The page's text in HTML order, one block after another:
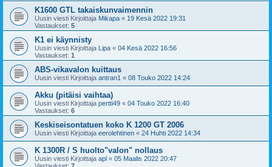
K1600 GTL takaiskunvaimennin
Uusin viesti Kirjoittaja Mikapa « 19 Kesä 2022 19:31
Vastaukset: 5
K1 ei käynnisty
Uusin viesti Kirjoittaja Lipa « 04 Kesä 2022 16:56
Vastaukset: 1
ABS-vikavalon kuittaus
Uusin viesti Kirjoittaja antran1 « 08 Touko 2022 14:24
Akku (pitäisi vaihtaa)
Uusin viesti Kirjoittaja pertti49 « 04 Touko 2022 16:40
Vastaukset: 6
Keskiseisontatuen koko K 1200 GT 2006
Uusin viesti Kirjoittaja eerolehtinen « 24 Huhti 2022 14:34
K 1300R / S huolto"valon" nollaus
Uusin viesti Kirjoittaja apl « 05 Maalis 2022 20:47